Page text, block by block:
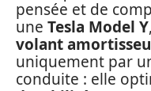
pensée et de
une Tesla Model Y
volant
uniquement par
conduite : elle